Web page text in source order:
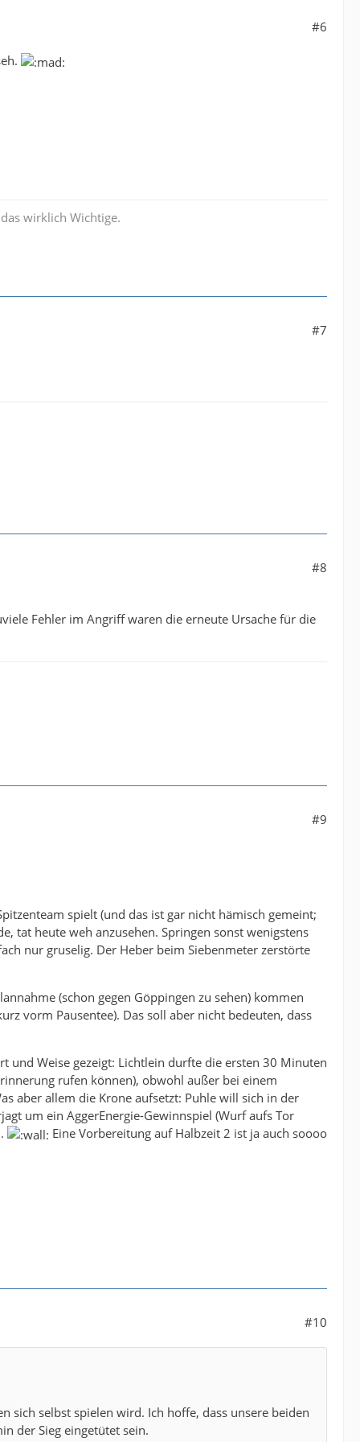
#6
wirklich Wichtige.
#7
#8
Fehler im Angriff waren die erneute Ursache für die
#9
spielt (und das ist gar nicht hämisch gemeint;
tat heute weh anzusehen. Springen sonst wenigstens
nur gruselig. Der Heber beim Siebenmeter zerstörte
(schon gegen Göppingen zu sehen) kommen
vorm Pausentee). Das soll aber nicht bedeuten, dass
und Weise gezeigt: Lichtlein durfte die ersten 30 Minuten
rufen können), obwohl außer bei einem
aber allem die Krone aufsetzt: Puhle will sich in der
um ein AggerEnergie-Gewinnspiel (Wurf aufs Tor
Eine Vorbereitung auf Halbzeit 2 ist ja auch soooo
#10
sich selbst spielen wird. Ich hoffe, dass unsere beiden
der Sieg eingetütet sein.